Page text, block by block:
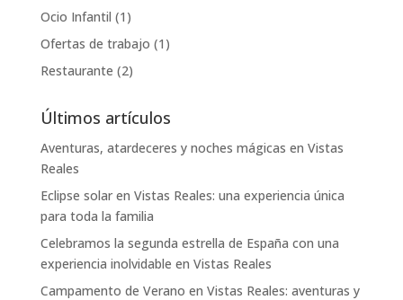
Ocio Infantil (1)
Ofertas de trabajo (1)
Restaurante (2)
Últimos artículos
Aventuras, atardeceres y noches mágicas en Vistas
Reales
Eclipse solar en Vistas Reales: una experiencia única
para toda la familia
Celebramos la segunda estrella de España con una
experiencia inolvidable en Vistas Reales
Campamento de Verano en Vistas Reales: aventuras y